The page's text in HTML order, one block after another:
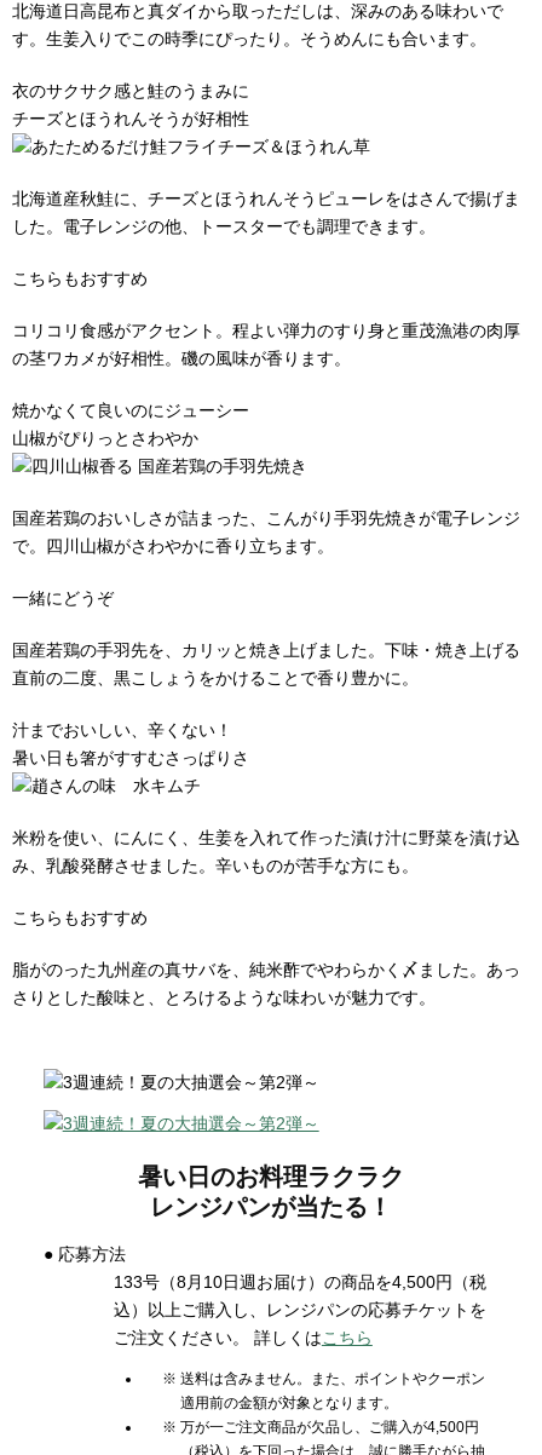
北海道日高昆布と真ダイから取っただしは、深みのある味わいで
す。生姜入りでこの時季にぴったり。そうめんにも合います。
衣のサクサク感と鮭のうまみに
チーズとほうれんそうが好相性
北海道産秋鮭に、チーズとほうれんそうピューレをはさんで揚げま
した。電子レンジの他、トースターでも調理できます。
こちらもおすすめ
コリコリ食感がアクセント。程よい弾力のすり身と重茂漁港の肉厚
の茎ワカメが好相性。磯の風味が香ります。
焼かなくて良いのにジューシー
山椒がぴりっとさわやか
国産若鶏のおいしさが詰まった、こんがり手羽先焼きが電子レンジ
で。四川山椒がさわやかに香り立ちます。
一緒にどうぞ
国産若鶏の手羽先を、カリッと焼き上げました。下味・焼き上げる
直前の二度、黒こしょうをかけることで香り豊かに。
汁までおいしい、辛くない！
暑い日も箸がすすむさっぱりさ
米粉を使い、にんにく、生姜を入れて作った漬け汁に野菜を漬け込
み、乳酸発酵させました。辛いものが苦手な方にも。
こちらもおすすめ
脂がのった九州産の真サバを、純米酢でやわらかく〆ました。あっ
さりとした酸味と、とろけるような味わいが魅力です。
暑い日のお料理ラクラク
レンジパンが当たる！
● 応募方法
133号（8月10日週お届け）の商品を4,500円（税
込）以上ご購入し、レンジパンの応募チケットを
ご注文ください。 詳しくはこちら
※ 送料は含みません。また、ポイントやクーポン
適用前の金額が対象となります。
※ 万が一ご注文商品が欠品し、ご購入が4,500円